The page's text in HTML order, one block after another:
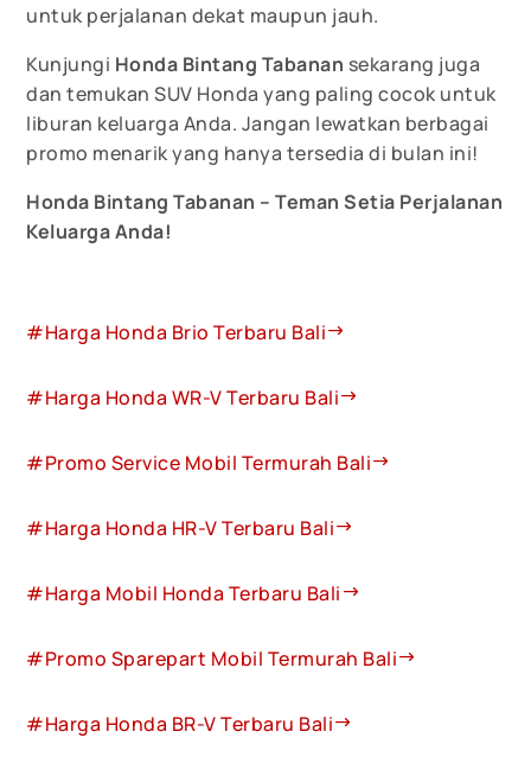
untuk perjalanan dekat maupun jauh.
Kunjungi Honda Bintang Tabanan sekarang juga
dan temukan SUV Honda yang paling cocok untuk
liburan keluarga Anda. Jangan lewatkan berbagai
promo menarik yang hanya tersedia di bulan ini!
Honda Bintang Tabanan – Teman Setia Perjalanan
Keluarga Anda!
#Harga Honda Brio Terbaru Bali
#Harga Honda WR-V Terbaru Bali
#Promo Service Mobil Termurah Bali
#Harga Honda HR-V Terbaru Bali
#Harga Mobil Honda Terbaru Bali
#Promo Sparepart Mobil Termurah Bali
#Harga Honda BR-V Terbaru Bali